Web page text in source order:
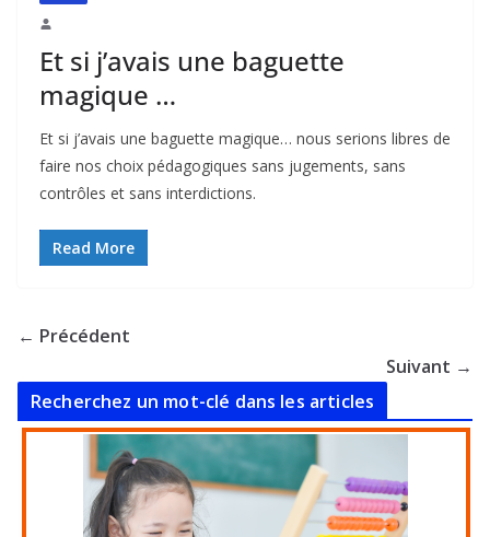
Et si j’avais une baguette
magique …
Et si j’avais une baguette magique… nous serions libres de
faire nos choix pédagogiques sans jugements, sans
contrôles et sans interdictions.
Read More
← Précédent
Suivant →
Recherchez un mot-clé dans les articles